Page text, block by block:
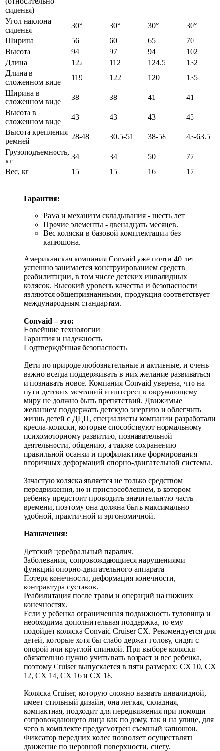
сиденья)
Угол наклона
сиденья
30° 30° 30°
30°
Ширина
56 60 65
70
Высота
94 97 94
102
Длина
122 112 124.5
132
Длина в
сложенном виде
119 122 120
135
Ширина в
сложенном виде
38 38 41
41
Высота в
сложенном виде
43 43 43
43
Высота крепления
ремней
28-48 30.5-51 38-58
43-63.5
Грузоподъемность,
кг
34 34 50
77
Вес, кг
15 15 16 17
Гарантия:
Рама и механизм складывания - шесть лет
Прочие элементы - двенадцать месяцев.
Вес коляски в базовой комплектации без
капюшона.
Американская компания Convaid уже почти 40 лет
успешно занимается конструированием средств
реабилитации, в том числе детских инвалидных
колясок. Высокий уровень качества и безопасности
являются общепризнанными, продукция соответствует
международным стандартам.
Convaid – это:
Новейшие технологии
Гарантия и надежность
Подтверждённая безопасность
Дети по природе любознательные и активные, и очень
важно всегда поддерживать в них желание развиваться
и познавать новое. Компания Convaid уверена, что на
пути детских мечтаний и интереса к окружающему
миру не должно быть препятствий. Движимые
желанием поддержать детскую энергию и облегчить
жизнь детей с ДЦП, специалисты компании разработали
кресла-коляски, которые способствуют нормальному
психомоторному развитию, познавательной
деятельности, общению, а также сохранению
правильной осанки и профилактике формирования
вторичных деформаций опорно-двигательной системы.
Зачастую коляска является не только средством
передвижения, но и приспособлением, в котором
ребенку предстоит проводить значительную часть
времени, поэтому она должна быть максимально
удобной, практичной и эргономичной.
Назначения:
Детский церебральный паралич.
Заболевания, сопровождающиеся нарушениями
функций опорно-двигательного аппарата.
Потеря конечности, деформация конечности,
контрактура суставов.
Реабилитация после травм и операций на нижних
конечностях.
Если у ребенка ограниченная подвижность туловища и
необходима дополнительная поддержка, то ему
подойдет коляска Convaid Cruiser CX. Рекомендуется для
детей, которые хотя бы слабо держат голову, сидят с
опорой или круглой спинкой. При выборе коляски
обязательно нужно учитывать возраст и вес ребенка,
поэтому Cruiser выпускается в пяти размерах: CX 10, CX
12, CX 14, CX 16 и CX 18.
Коляска Cruiser, которую сложно назвать инвалидной,
имеет стильный дизайн, она легкая, складная,
компактная, подходит для передвижения при помощи
сопровождающего лица как по дому, так и на улице, для
чего в комплекте предусмотрен съемный капюшон.
Фиксатор передних колес позволяет осуществлять
движение по неровной поверхности, снегу.